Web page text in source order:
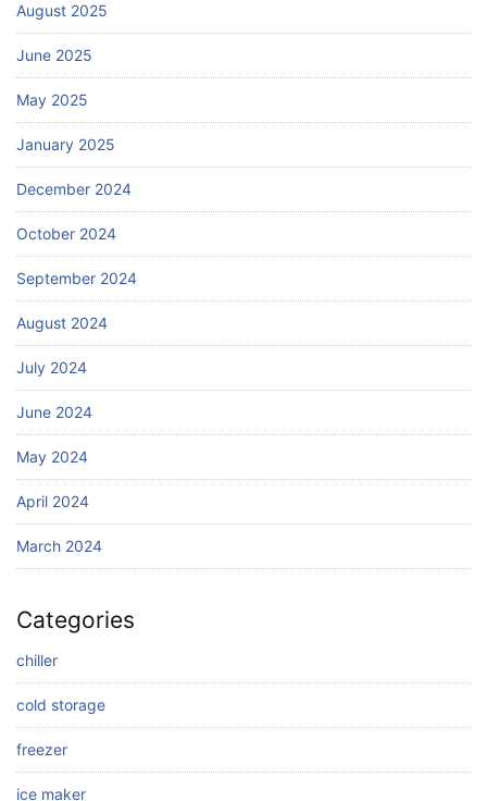
August 2025
June 2025
May 2025
January 2025
December 2024
October 2024
September 2024
August 2024
July 2024
June 2024
May 2024
April 2024
March 2024
Categories
chiller
cold storage
freezer
ice maker